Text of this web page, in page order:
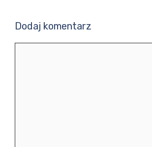
Dodaj komentarz